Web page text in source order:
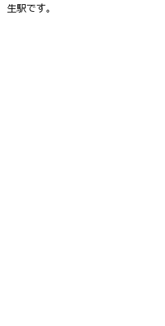
生駅です。